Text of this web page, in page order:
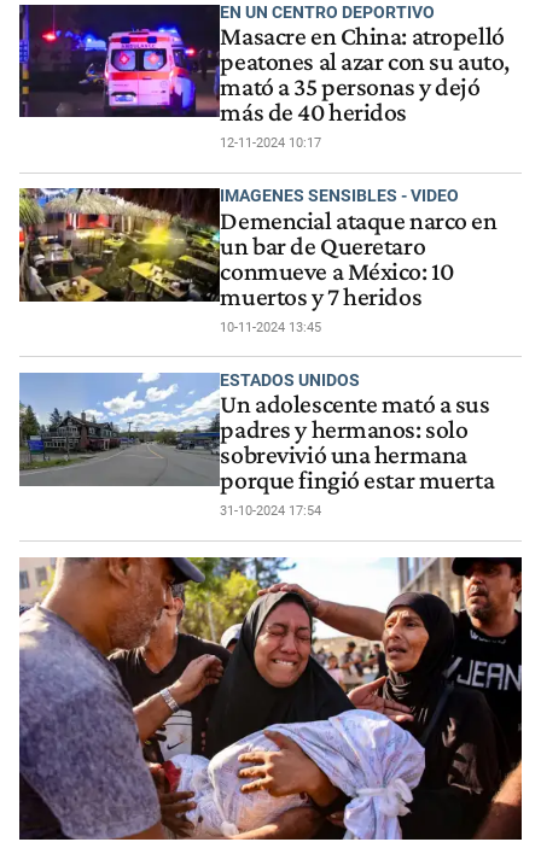
EN UN CENTRO DEPORTIVO
Masacre en China: atropelló
peatones al azar con su auto,
mató a 35 personas y dejó
más de 40 heridos
12-11-2024 10:17
IMAGENES SENSIBLES - VIDEO
Demencial ataque narco en
un bar de Queretaro
conmueve a México: 10
muertos y 7 heridos
10-11-2024 13:45
ESTADOS UNIDOS
Un adolescente mató a sus
padres y hermanos: solo
sobrevivió una hermana
porque fingió estar muerta
31-10-2024 17:54